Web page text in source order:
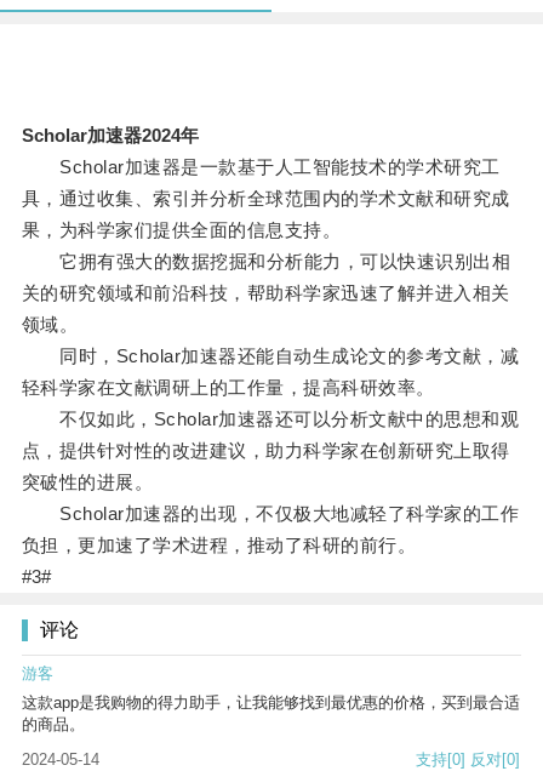
Scholar加速器2024年
Scholar加速器是一款基于人工智能技术的学术研究工
具，通过收集、索引并分析全球范围内的学术文献和研究成
果，为科学家们提供全面的信息支持。
它拥有强大的数据挖掘和分析能力，可以快速识别出相
关的研究领域和前沿科技，帮助科学家迅速了解并进入相关
领域。
同时，Scholar加速器还能自动生成论文的参考文献，减
轻科学家在文献调研上的工作量，提高科研效率。
不仅如此，Scholar加速器还可以分析文献中的思想和观
点，提供针对性的改进建议，助力科学家在创新研究上取得
突破性的进展。
Scholar加速器的出现，不仅极大地减轻了科学家的工作
负担，更加速了学术进程，推动了科研的前行。
#3#
评论
游客
这款app是我购物的得力助手，让我能够找到最优惠的价格，买到最合适
的商品。
2024-05-14
支持[0] 反对[0]